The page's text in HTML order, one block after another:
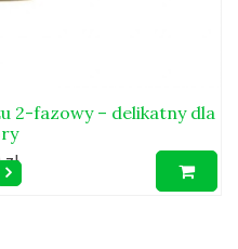
2-fazowy – delikatny dla